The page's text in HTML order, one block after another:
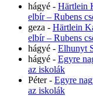
hágyé - Härtlein
elbír – Rubens
geza - Härtlein
elbír – Rubens
hágyé - Elhunyt
hágyé - Egyre
az iskolák
Péter- Egyre
az iskolák